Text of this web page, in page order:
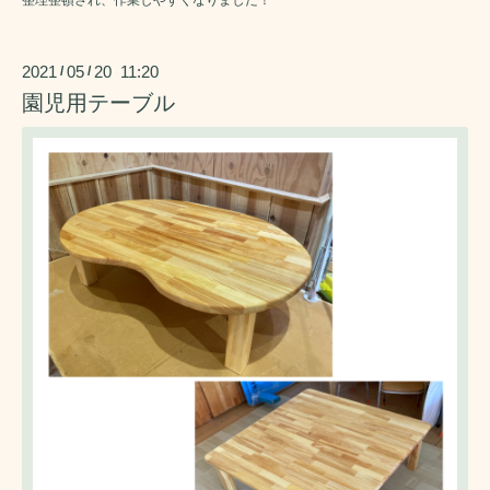
2021 /05 / 20 11:20
園児用テーブル